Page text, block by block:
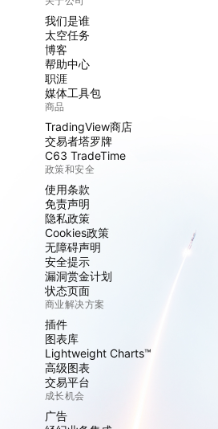
我们是谁
太空任务
博客
帮助中心
职涯
媒体工具包
商品
TradingView商店
交易者塔罗牌
C63 TradeTime
政策和安全
使用条款
免责声明
隐私政策
Cookies政策
无障碍声明
安全提示
漏洞赏金计划
状态页面
商业解决方案
插件
图表库
Lightweight Charts™
高级图表
交易平台
成长机会
广告